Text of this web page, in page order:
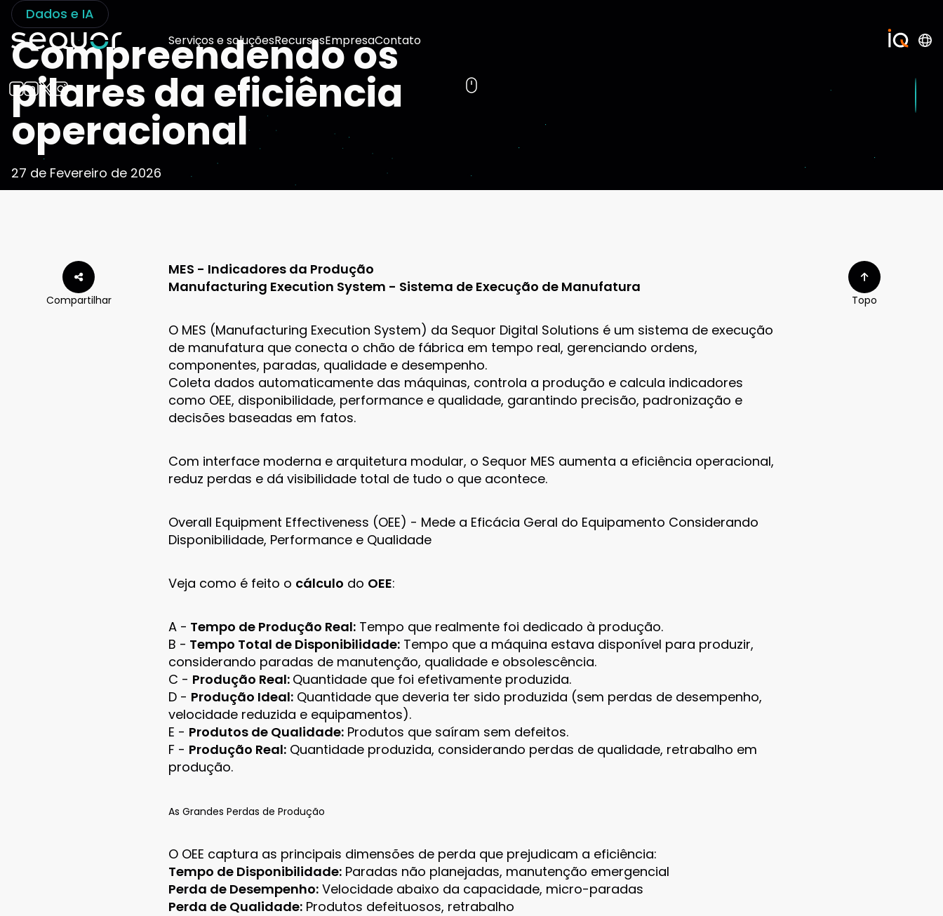
Serviços e soluçõesRecursosEmpresaContato
Dados e IA
Compreendendo os
pilares da eficiência
operacional
27 de Fevereiro de 2026
Compartilhar
MES - Indicadores da Produção
Manufacturing Execution System - Sistema de Execução de Manufatura
O MES (Manufacturing Execution System) da Sequor Digital Solutions é um sistema de execução
de manufatura que conecta o chão de fábrica em tempo real, gerenciando ordens,
componentes, paradas, qualidade e desempenho.
Coleta dados automaticamente das máquinas, controla a produção e calcula indicadores
como OEE, disponibilidade, performance e qualidade, garantindo precisão, padronização e
decisões baseadas em fatos.
Com interface moderna e arquitetura modular, o Sequor MES aumenta a eficiência operacional,
reduz perdas e dá visibilidade total de tudo o que acontece.
Overall Equipment Effectiveness (OEE) - Mede a Eficácia Geral do Equipamento Considerando
Disponibilidade, Performance e Qualidade
Veja como é feito o cálculo do OEE:
A - Tempo de Produção Real: Tempo que realmente foi dedicado à produção.
B - Tempo Total de Disponibilidade: Tempo que a máquina estava disponível para produzir,
considerando paradas de manutenção, qualidade e obsolescência.
C - Produção Real: Quantidade que foi efetivamente produzida.
D - Produção Ideal: Quantidade que deveria ter sido produzida (sem perdas de desempenho,
velocidade reduzida e equipamentos).
E - Produtos de Qualidade: Produtos que saíram sem defeitos.
F - Produção Real: Quantidade produzida, considerando perdas de qualidade, retrabalho em
produção.
As Grandes Perdas de Produção
O OEE captura as principais dimensões de perda que prejudicam a eficiência:
Tempo de Disponibilidade: Paradas não planejadas, manutenção emergencial
Perda de Desempenho: Velocidade abaixo da capacidade, micro-paradas
Perda de Qualidade: Produtos defeituosos, retrabalho
Topo